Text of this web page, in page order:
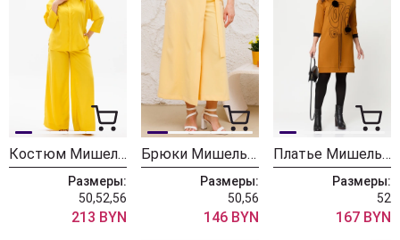
Костюм Мишель Шик 1373 желтый
Размеры:
50,52,56
213 BYN
Брюки Мишель Шик 827/1 светло желтый
Размеры:
50,56
146 BYN
Платье Мишель Шик 2153 горчичный
Размеры:
52
167 BYN